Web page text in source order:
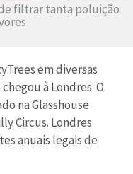
filtrar tanta poluição
em diversas
à Londres. O
na Glasshouse
Circus. Londres
anuais legais de